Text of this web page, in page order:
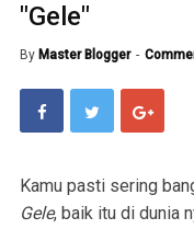
"Gele"
By Master Blogger
Kamu pasti sering
Gele, baik itu di dunia